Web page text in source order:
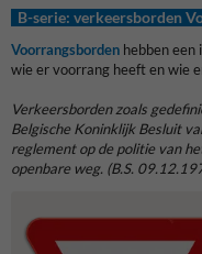
B-serie: verkeersborden
Voorrangsborden hebben een
wie er voorrang heeft en wie
Verkeersbordenzoals
Belgische Koninklijk Besluit
reglement op de politie van
openbare weg. (B.S.